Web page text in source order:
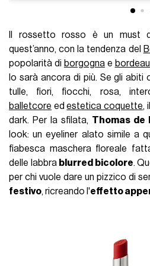
Il rossetto rosso è un must
quest’anno, con la tendenza del
popolarità di borgognae
lo sarà ancora di più. Se gli abiti
tulle, fiori, fiocchi, rosa,
balletcore edestetica coquette,
dark. Per la sfilata, Thomas de
look: un eyeliner alato simile a
fiabesca maschera floreale
delle labbrablurred bicolore.
per chi vuole dare un pizzico di
festivo, ricreando l'effetto